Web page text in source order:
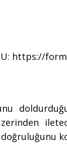
https://